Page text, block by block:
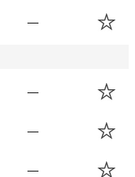
—
—
—
—